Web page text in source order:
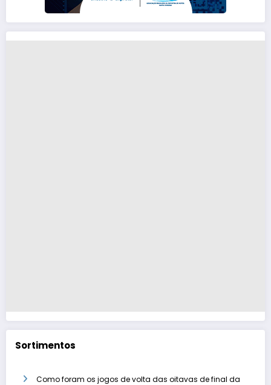
Sortimentos
Como foram os jogos de volta das oitavas de final da